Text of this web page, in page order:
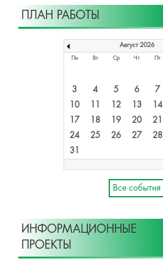
ПЛАН РАБОТЫ
Август 2026
Пн Вт Ср Чт Пт
3
4 5 6 7
10
11 12 13 14
17
18 19 20 21
24
25 26 27 28
31
Все события
ИНФОРМАЦИОННЫЕ
ПРОЕКТЫ